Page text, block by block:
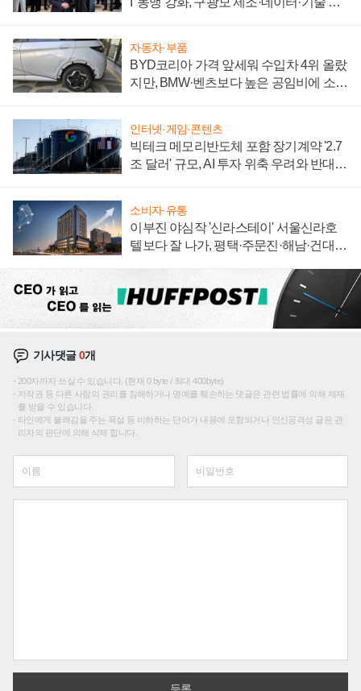
자동차·부품
BYD코리아 가격 앞세워 수입차 4위 올랐
지만, BMW·벤츠보다 높은 공임비에 소비
인터넷·게임·콘텐츠
빅테크 메모리반도체 포함 장기계약 '2.7
조 달러' 규모, AI 투자 위축 우려와 반대
소비자·유통
이부진 야심작 '신라스테이' 서울신라호
텔보다 잘 나가, 평택·주문진·해남·건대로
기사댓글0개
200자까지 쓰실 수 있습니다. (현재 0 byte / 최대 400byte)
저작권 등 다른 사람의 권리를 침해하거나 명예를 훼손하는 댓글은 관련 법률에 의해 제재
를 받을 수 있습니다.
타인에게 불쾌감을 주는 욕설 등 비하하는 단어가 내용에 포함되거나 인신공격성 글은 관
리자의 판단에 의해 삭제 합니다.